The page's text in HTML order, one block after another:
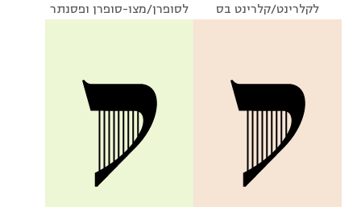
לקלרינט/קלרינט בס
לסופרן/מצו-סופרן ופסנתר